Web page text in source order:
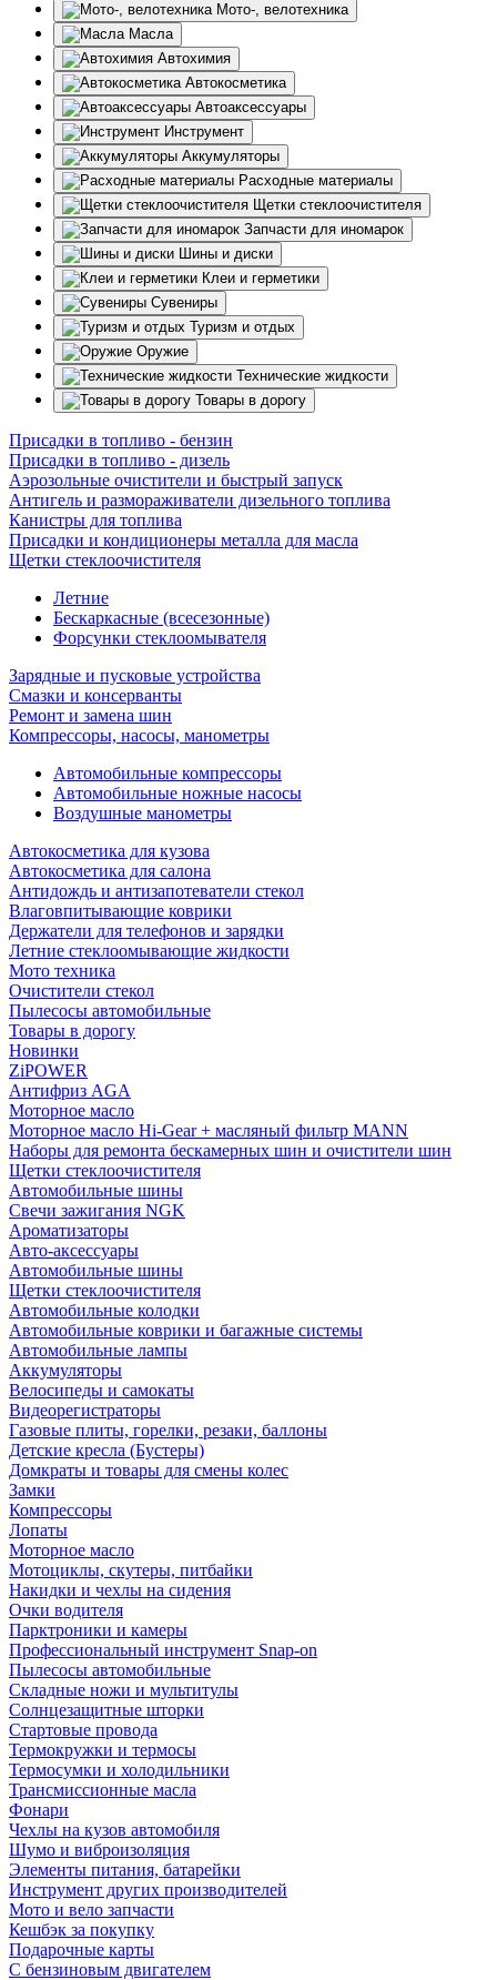
Мото-, велотехника
Масла
Автохимия
Автокосметика
Автоаксессуары
Инструмент
Аккумуляторы
Расходные материалы
Щетки стеклоочистителя
Запчасти для иномарок
Шины и диски
Клеи и герметики
Сувениры
Туризм и отдых
Оружие
Технические жидкости
Товары в дорогу
Присадки в топливо - бензин
Присадки в топливо - дизель
Аэрозольные очистители и быстрый запуск
Антигель и размораживатели дизельного топлива
Канистры для топлива
Присадки и кондиционеры металла для масла
Щетки стеклоочистителя
Летние
Бескаркасные (всесезонные)
Форсунки стеклоомывателя
Зарядные и пусковые устройства
Смазки и консерванты
Ремонт и замена шин
Компрессоры, насосы, манометры
Автомобильные компрессоры
Автомобильные ножные насосы
Воздушные манометры
Автокосметика для кузова
Автокосметика для салона
Антидождь и антизапотеватели стекол
Влаговпитывающие коврики
Держатели для телефонов и зарядки
Летние стеклоомывающие жидкости
Мото техника
Очистители стекол
Пылесосы автомобильные
Товары в дорогу
Новинки
ZiPOWER
Антифриз AGA
Моторное масло
Моторное масло Hi-Gear + масляный фильтр MANN
Наборы для ремонта бескамерных шин и очистители шин
Щетки стеклоочистителя
Автомобильные шины
Свечи зажигания NGK
Ароматизаторы
Авто-аксессуары
Автомобильные шины
Щетки стеклоочистителя
Автомобильные колодки
Автомобильные коврики и багажные системы
Автомобильные лампы
Аккумуляторы
Велосипеды и самокаты
Видеорегистраторы
Газовые плиты, горелки, резаки, баллоны
Детские кресла (Бустеры)
Домкраты и товары для смены колес
Замки
Компрессоры
Лопаты
Моторное масло
Мотоциклы, скутеры, питбайки
Накидки и чехлы на сидения
Очки водителя
Парктроники и камеры
Профессиональный инструмент Snap-on
Пылесосы автомобильные
Складные ножи и мультитулы
Солнцезащитные шторки
Стартовые провода
Термокружки и термосы
Термосумки и холодильники
Трансмиссионные масла
Фонари
Чехлы на кузов автомобиля
Шумо и виброизоляция
Элементы питания, батарейки
Инструмент других производителей
Мото и вело запчасти
Кешбэк за покупку
Подарочные карты
С бензиновым двигателем